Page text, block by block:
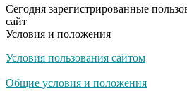
Сегодня зарегистрированные
сайт
Условия и положения
Условия пользования сайтом
Общие условия и положения